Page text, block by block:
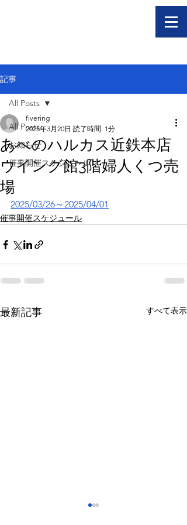
記事
All Posts
お知らせ
催事開催スケジュール
All Posts
あべのハルカス近鉄本店
ウイング館3階婦人くつ売
場
fivering
2025年3月20日 読了時間: 1分
2025/03/26～2025/04/01
催事開催スケジュール
最新記事 すべて表示